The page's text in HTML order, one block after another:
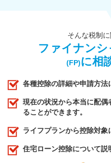
そんな税制
ファイナン
(FP)に相
各種控除の詳細や申請方法
現在の状況から本当に配
ることができます。
ライフプランから控除対象
住宅ローン控除について説